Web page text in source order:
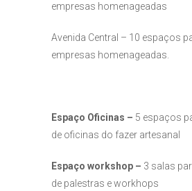
empresas homenageadas
Avenida Central – 10 espaços
empresas homenageadas.
Espaço Oficinas – 5 espaços
de oficinas do fazer artesanal
Espaço workshop – 3 salas
de palestras e workhops